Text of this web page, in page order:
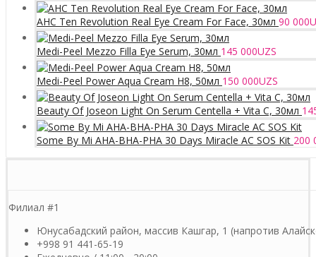
AHC Ten Revolution Real Eye Cream For Face, 30мл 90 000
Medi-Peel Mezzo Filla Eye Serum, 30мл 145 000UZS
Medi-Peel Power Aqua Cream H8, 50мл 150 000UZS
Beauty Of Joseon Light On Serum Centella + Vita C, 30мл
Some By Mi AHA-BHA-PHA 30 Days Miracle AC SOS Kit 200
Филиал #1
Юнусабадский район, массив Кашгар, 1 (напротив
+998 91 441-65-19